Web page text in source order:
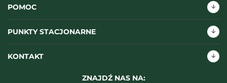
POMOC
PUNKTY STACJONARNE
KONTAKT
ZNAJDŹ NAS NA: